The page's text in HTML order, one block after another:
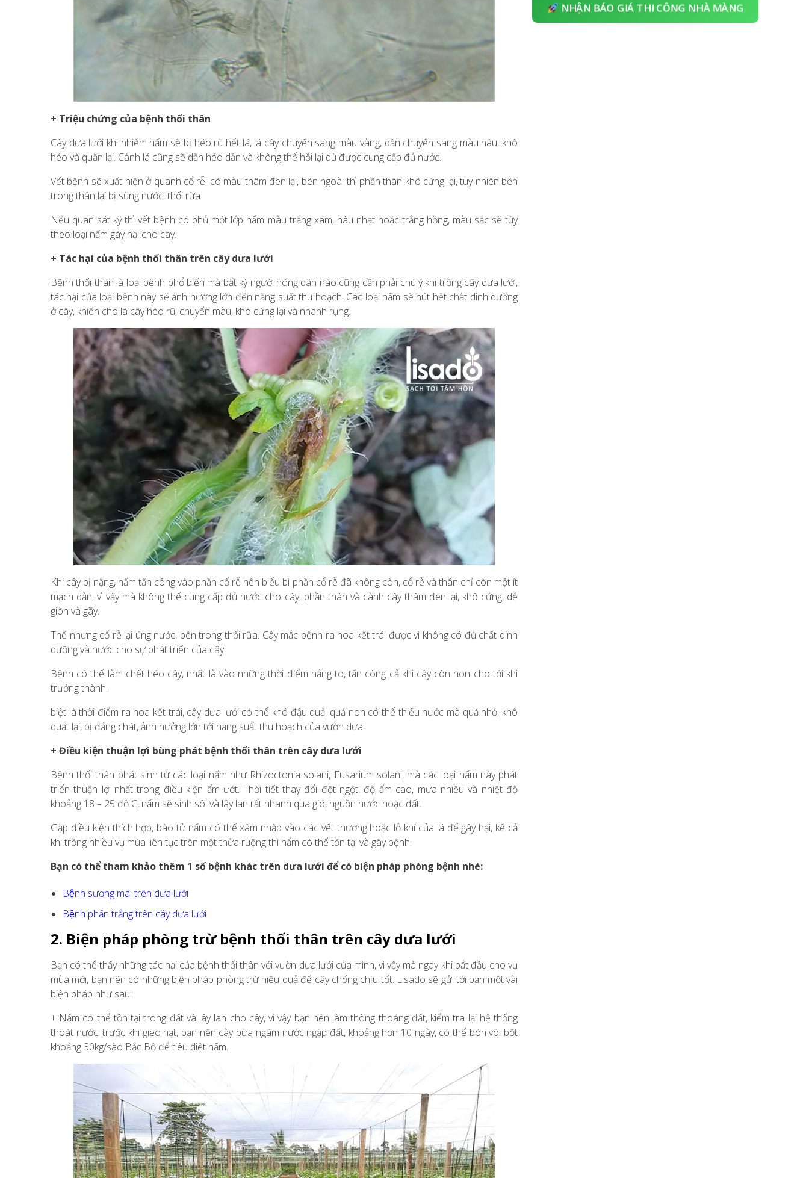
+ Triệu chứng của bệnh thối thân
Cây dưa lưới khi nhiễm nấm sẽ bị héo rũ hết lá, lá cây chuyển sang màu vàng, dần chuyển sang màu nâu, khô
héo và quăn lại. Cành lá cũng sẽ dần héo dần và không thể hồi lại dù được cung cấp đủ nước.
Vết bệnh sẽ xuất hiện ở quanh cổ rễ, có màu thâm đen lại, bên ngoài thì phần thân khô cứng lại, tuy nhiên bên
trong thân lại bị sũng nước, thối rữa.
Nếu quan sát kỹ thì vết bệnh có phủ một lớp nấm màu trắng xám, nâu nhạt hoặc trắng hồng, màu sắc sẽ tùy
theo loại nấm gây hại cho cây.
+ Tác hại của bệnh thối thân trên cây dưa lưới
Bệnh thối thân là loại bệnh phổ biến mà bất kỳ người nông dân nào cũng cần phải chú ý khi trồng cây dưa lưới,
tác hại của loại bệnh này sẽ ảnh hưởng lớn đến năng suất thu hoạch. Các loại nấm sẽ hút hết chất dinh dưỡng
ở cây, khiến cho lá cây héo rũ, chuyển màu, khô cứng lại và nhanh rụng.
Khi cây bị nặng, nấm tấn công vào phần cổ rễ nên biểu bì phần cổ rễ đã không còn, cổ rễ và thân chỉ còn một ít
mạch dẫn, vì vậy mà không thể cung cấp đủ nước cho cây, phần thân và cành cây thâm đen lại, khô cứng, dễ
giòn và gãy.
Thế nhưng cổ rễ lại úng nước, bên trong thối rữa. Cây mắc bệnh ra hoa kết trái được vì không có đủ chất dinh
dưỡng và nước cho sự phát triển của cây.
Bệnh có thể làm chết héo cây, nhất là vào những thời điểm nắng to, tấn công cả khi cây còn non cho tới khi
trưởng thành.
biệt là thời điểm ra hoa kết trái, cây dưa lưới có thể khó đậu quả, quả non có thể thiếu nước mà quả nhỏ, khô
quắt lại, bị đắng chát, ảnh hưởng lớn tới năng suất thu hoạch của vườn dưa.
+ Điều kiện thuận lợi bùng phát bệnh thối thân trên cây dưa lưới
Bệnh thối thân phát sinh từ các loại nấm như Rhizoctonia solani, Fusarium solani, mà các loại nấm này phát
triển thuận lợi nhất trong điều kiện ẩm ướt. Thời tiết thay đổi đột ngột, độ ẩm cao, mưa nhiều và nhiệt độ
khoảng 18 – 25 độ C, nấm sẽ sinh sôi và lây lan rất nhanh qua gió, nguồn nước hoặc đất.
Gặp điều kiện thích hợp, bào tử nấm có thể xâm nhập vào các vết thương hoặc lỗ khí của lá để gây hại, kể cả
khi trồng nhiều vụ mùa liên tục trên một thửa ruộng thì nấm có thể tồn tại và gây bệnh.
Bạn có thể tham khảo thêm 1 số bệnh khác trên dưa lưới để có biện pháp phòng bệnh nhé:
Bệnh sương mai trên dưa lưới
Bệnh phấn trắng trên cây dưa lưới
2. Biện pháp phòng trừ bệnh thối thân trên cây dưa lưới
Bạn có thể thấy những tác hại của bệnh thối thân với vườn dưa lưới của mình, vì vậy mà ngay khi bắt đầu cho vụ
mùa mới, bạn nên có những biện pháp phòng trừ hiệu quả để cây chống chịu tốt. Lisado sẽ gửi tới bạn một vài
biện pháp như sau:
+ Nấm có thể tồn tại trong đất và lây lan cho cây, vì vậy bạn nên làm thông thoáng đất, kiểm tra lại hệ thống
thoát nước, trước khi gieo hạt, bạn nên cày bừa ngâm nước ngập đất, khoảng hơn 10 ngày, có thể bón vôi bột
khoảng 30kg/sào Bắc Bộ để tiêu diệt nấm.
NHẬN BÁO GIÁ THI CÔNG NHÀ MÀNG